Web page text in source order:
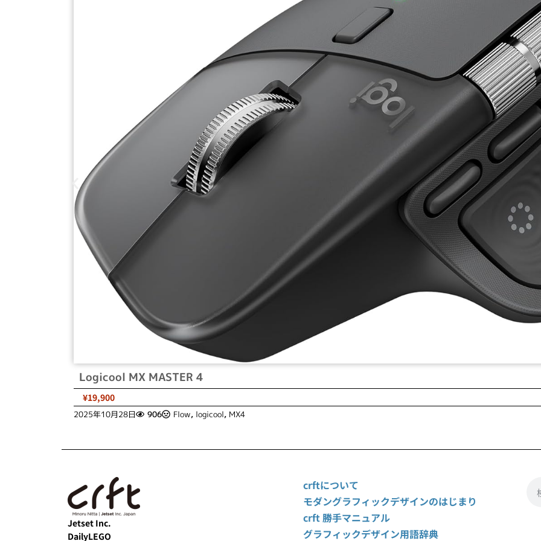
Logicool MX MASTER 4
¥19,900
2025年10月28日 906 Flow, logicool, MX4
Jetset Inc.
DailyLEGO
crftについて
モダングラフィックデザインのはじまり
crft 勝手マニュアル
グラフィックデザイン用語辞典